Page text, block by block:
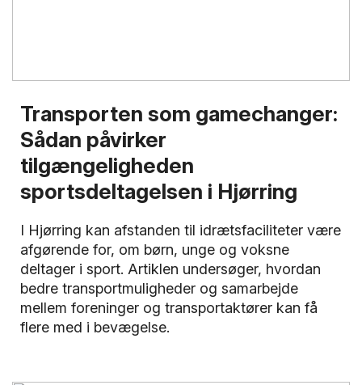
Transporten som gamechanger:
Sådan påvirker
tilgængeligheden
sportsdeltagelsen i Hjørring
I Hjørring kan afstanden til idrætsfaciliteter være
afgørende for, om børn, unge og voksne
deltager i sport. Artiklen undersøger, hvordan
bedre transportmuligheder og samarbejde
mellem foreninger og transportaktører kan få
flere med i bevægelse.